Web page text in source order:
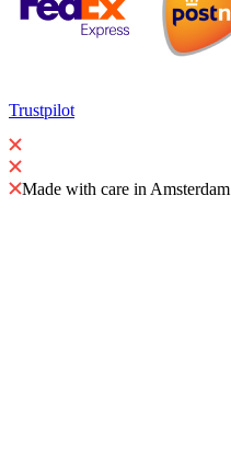
Trustpilot
Made with care in Amsterdam